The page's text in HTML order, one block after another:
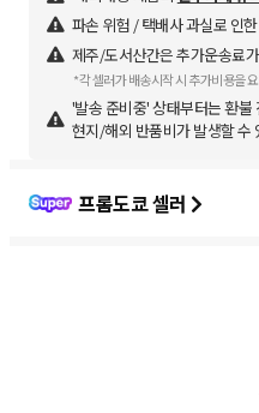
파손 위험 / 택배사 과실로 인
제주/도서산간은 추가운송료
*각 셀러가 배송시작 시 추가비용을
'발송 준비중' 상태부터는 환불
현지/해외 반품비가 발생할 수
프롬도쿄 셀러